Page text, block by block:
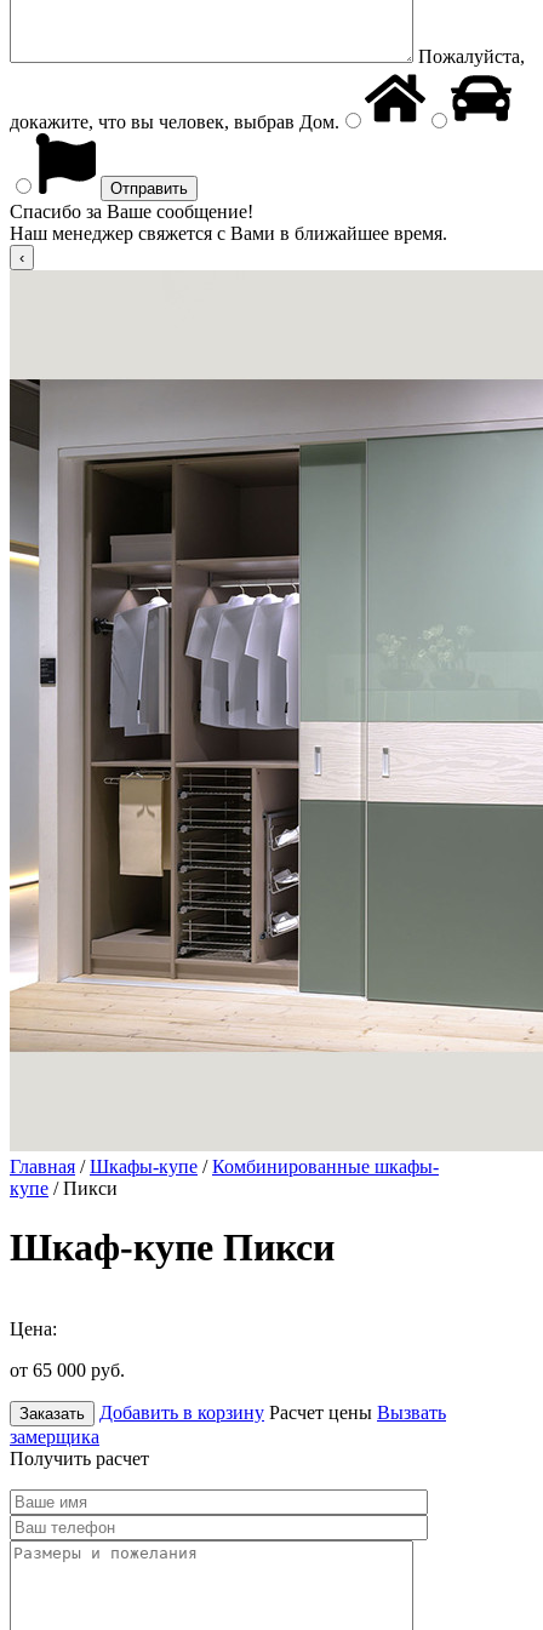
Пожалуйста,
докажите, что вы человек, выбрав Дом.
Спасибо за Ваше сообщение!
Наш менеджер свяжется с Вами в ближайшее время.
Главная /Шкафы-купе /Комбинированные шкафы-
купе / Пикси
Шкаф-купе Пикси
Цена:
от 65 000 руб.
Заказать Добавить в корзину Расчет цены Вызвать
замерщика
Получить расчет